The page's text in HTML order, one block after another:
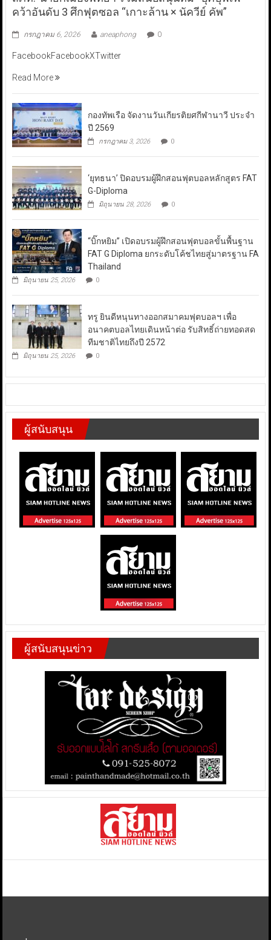
คว้าอันดับ 3 ศึกฟุตซอล “เกาะล้าน × นัควีย์ คัพ”
กรกฎาคม 6, 2026 aneaphong 0
FacebookFacebookXTwitter
Read More
กองทัพเรือ จัดงานวันเกียรติยศกีฬานาวี ประจำ
ปี 2569
กรกฎาคม 3, 2026 0
‘ยุทธนา’ ปิดอบรมผู้ฝึกสอนฟุตบอลหลักสูตร FAT
G-Diploma
มิถุนายน 28, 2026 0
“บิ๊กหยิม” เปิดอบรมผู้ฝึกสอนฟุตบอลขั้นพื้นฐาน
FAT G Diploma ยกระดับโค้ชไทยสู่มาตรฐาน FA
Thailand
มิถุนายน 25, 2026 0
ทรู ยินดีหนุนทางออกสมาคมฟุตบอลฯ เพื่อ
อนาคตบอลไทยเดินหน้าต่อ รับสิทธิ์ถ่ายทอดสด
ทีมชาติไทยถึงปี 2572
มิถุนายน 25, 2026 0
ผู้สนับสนุน
ผู้สนับสนุนข่าว